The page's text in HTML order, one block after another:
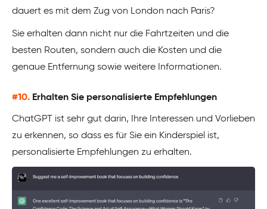
dauert es mit dem Zug von London nach Paris?
Sie erhalten dann nicht nur die Fahrtzeiten und die
besten Routen, sondern auch die Kosten und die
genaue Entfernung sowie weitere Informationen.
#10. Erhalten Sie personalisierte Empfehlungen
ChatGPT ist sehr gut darin, Ihre Interessen und Vorlieben
zu erkennen, so dass es für Sie ein Kinderspiel ist,
personalisierte Empfehlungen zu erhalten.